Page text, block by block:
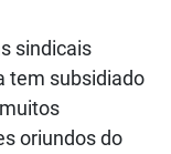
sindicais
tem subsidiado
oriundos do